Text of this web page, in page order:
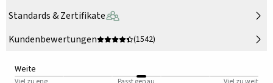
Standards & Zertifikate
Kundenbewertungen
(1542)
Weite